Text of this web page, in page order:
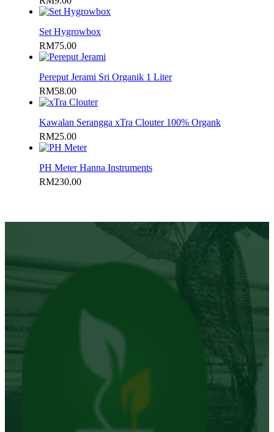
Set Hygrowbox
RM75.00
Pereput Jerami Sri Organik 1 Liter
RM58.00
Kawalan Serangga xTra Clouter 100% Organk
RM25.00
PH Meter Hanna Instruments
RM230.00